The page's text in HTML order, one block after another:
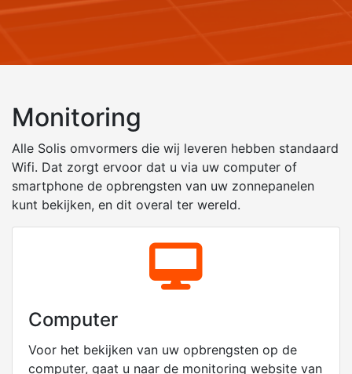
Monitoring
Alle Solis omvormers die wij leveren hebben standaard
Wifi. Dat zorgt ervoor dat u via uw computer of
smartphone de opbrengsten van uw zonnepanelen
kunt bekijken, en dit overal ter wereld.
Computer
Voor het bekijken van uw opbrengsten op de
computer, gaat u naar de monitoring website van